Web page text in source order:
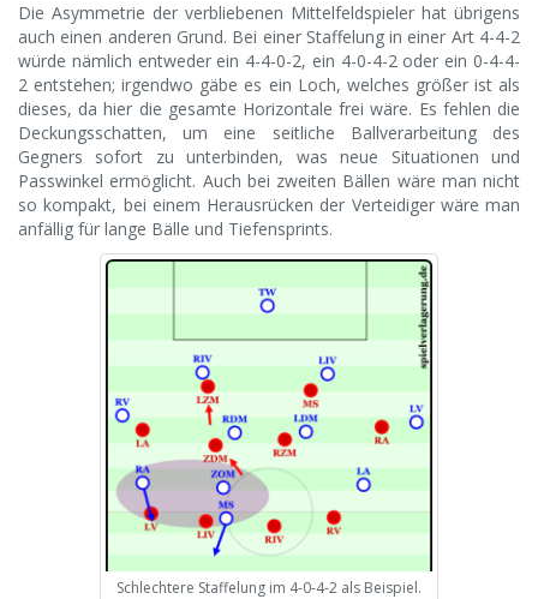
Die Asymmetrie der verbliebenen Mittelfeldspieler hat übrigens
auch einen anderen Grund. Bei einer Staffelung in einer Art 4-4-2
würde nämlich entweder ein 4-4-0-2, ein 4-0-4-2 oder ein 0-4-4-
2 entstehen; irgendwo gäbe es ein Loch, welches größer ist als
dieses, da hier die gesamte Horizontale frei wäre. Es fehlen die
Deckungsschatten, um eine seitliche Ballverarbeitung des
Gegners sofort zu unterbinden, was neue Situationen und
Passwinkel ermöglicht. Auch bei zweiten Bällen wäre man nicht
so kompakt, bei einem Herausrücken der Verteidiger wäre man
anfällig für lange Bälle und Tiefensprints.
Schlechtere Staffelung im 4-0-4-2 als Beispiel.